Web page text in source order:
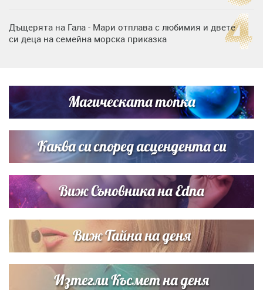
Дъщерята на Гала - Мари отплава с любимия и двете
си деца на семейна морска приказка
Димов издадоха своето любимо място
Дъщерята на Тодор Батков вдигна сватба, Стоичков и
Братя Аргирови я изненадаха с песен
Магическата топка
Каква си според асцендента си
Виж Съновника на Edna
Виж Тайна на деня
Изтегли Късмет на деня